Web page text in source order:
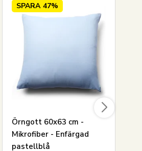
SPARA 47%
Örngott 60x63 cm -
Mikrofiber - Enfärgad
pastellblå